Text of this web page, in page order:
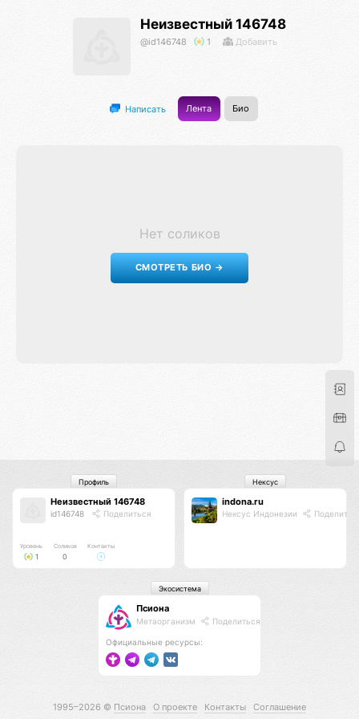
Неизвестный 146748
@id146748 1 Добавить
Написать Лента Био
Нет соликов
СМОТРЕТЬ БИО →
Неизвестный 146748
id146748 Поделиться
Уровень
1
Соликов
0
Контакты
Профиль
indona.ru
Нексус Индонезии
Нексус
Псиона
Метаорганизм Поделиться
Официальные ресурсы:
Экосистема
1995–2026 © Псиона О проекте Контакты Соглашение